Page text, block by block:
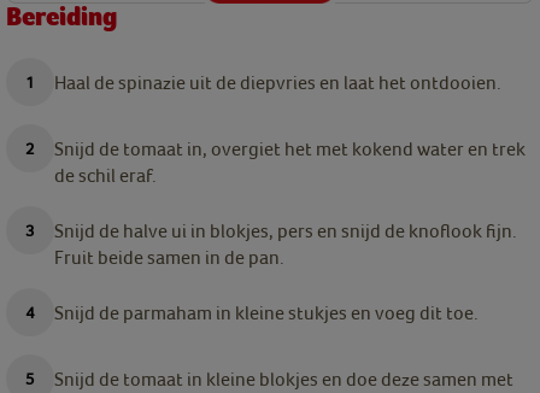
Bereiding
Haal de spinazie uit de diepvries en laat het ontdooien.
Snijd de tomaat in, overgiet het met kokend water en trek
de schil eraf.
Snijd de halve ui in blokjes, pers en snijd de knoflook fijn.
Fruit beide samen in de pan.
Snijd de parmaham in kleine stukjes en voeg dit toe.
Snijd de tomaat in kleine blokjes en doe deze samen met